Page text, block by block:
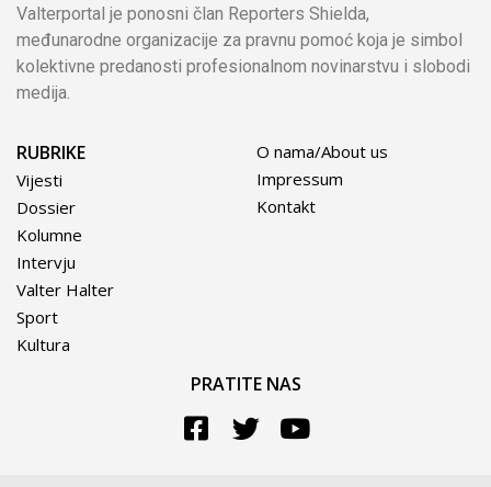
Valterportal je ponosni član Reporters Shielda,
međunarodne organizacije za pravnu pomoć koja je simbol
kolektivne predanosti profesionalnom novinarstvu i slobodi
medija.
RUBRIKE
Vijesti
Dossier
Kolumne
Intervju
Valter Halter
Sport
Kultura
O nama/About us
Impressum
Kontakt
PRATITE NAS